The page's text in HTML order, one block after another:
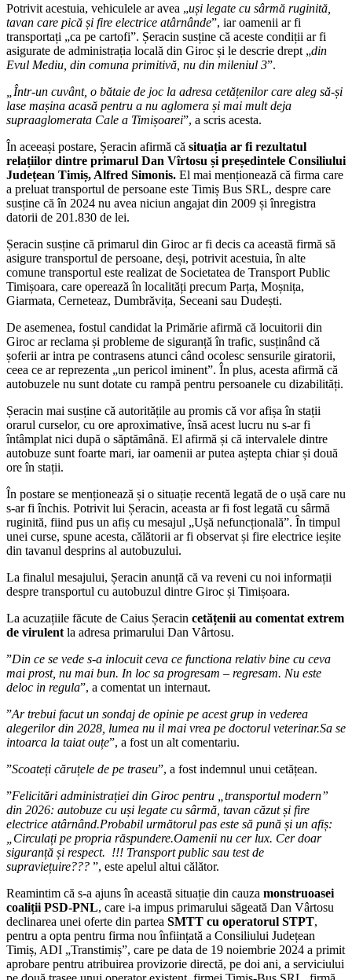
Potrivit acestuia, vehiculele ar avea „uși legate cu sârmă ruginită,
tavan care pică și fire electrice atârnânde”, iar oamenii ar fi
transportați „ca pe cartofi”. Șeracin susține că aceste condiții ar fi
asigurate de administrația locală din Giroc și le descrie drept „din
Evul Mediu, din comuna primitivă, nu din mileniul 3”.
„Într-un cuvânt, o bătaie de joc la adresa cetățenilor care aleg să-și
lase mașina acasă pentru a nu aglomera și mai mult deja
supraaglomerata Cale a Timișoarei”, a scris acesta.
În aceeași postare, Șeracin afirmă că situația ar fi rezultatul
relațiilor dintre primarul Dan Vîrtosu și președintele Consiliului
Județean Timiș, Alfred Simonis. El mai menționează că firma care
a preluat transportul de persoane este Timiș Bus SRL, despre care
susține că în 2024 nu avea niciun angajat din 2009 și înregistra
datorii de 201.830 de lei.
Șeracin susține că primarul din Giroc ar fi decis ca această firmă să
asigure transportul de persoane, deși, potrivit acestuia, în alte
comune transportul este realizat de Societatea de Transport Public
Timișoara, care operează în localități precum Parța, Moșnița,
Giarmata, Cerneteaz, Dumbrăvița, Seceani sau Dudești.
De asemenea, fostul candidat la Primărie afirmă că locuitorii din
Giroc ar reclama și probleme de siguranță în trafic, susținând că
șoferii ar intra pe contrasens atunci când ocolesc sensurile giratorii,
ceea ce ar reprezenta „un pericol iminent”. În plus, acesta afirmă că
autobuzele nu sunt dotate cu rampă pentru persoanele cu dizabilități.
Șeracin mai susține că autoritățile au promis că vor afișa în stații
orarul curselor, cu ore aproximative, însă acest lucru nu s-ar fi
întâmplat nici după o săptămână. El afirmă și că intervalele dintre
autobuze sunt foarte mari, iar oamenii ar putea aștepta chiar și două
ore în stații.
În postare se menționează și o situație recentă legată de o ușă care nu
s-ar fi închis. Potrivit lui Șeracin, aceasta ar fi fost legată cu sârmă
ruginită, fiind pus un afiș cu mesajul „Ușă nefuncțională”. În timpul
unei curse, spune acesta, călătorii ar fi observat și fire electrice ieșite
din tavanul desprins al autobuzului.
La finalul mesajului, Șeracin anunță că va reveni cu noi informații
despre transportul cu autobuzul dintre Giroc și Timișoara.
La acuzațiile făcute de Caius Șeracin cetățenii au comentat extrem
de virulent la adresa primarului Dan Vârtosu.
”Din ce se vede s-a inlocuit ceva ce functiona relativ bine cu ceva
mai prost, nu mai bun. In loc sa progresam – regresam. Nu este
deloc in regula”, a comentat un internaut.
”Ar trebui facut un sondaj de opinie pe acest grup in vederea
alegerilor din 2028, lumea nu il mai vrea pe doctorul veterinar.Sa se
intoarca la taiat ouțe”, a fost un alt comentariu.
”Scoateți căruțele de pe traseu”, a fost indemnul unui cetățean.
”Felicitări administrației din Giroc pentru „transportul modern”
din 2026: autobuze cu uși legate cu sârmă, tavan căzut și fire
electrice atârnând.Probabil următorul pas este să pună și un afiș:
„Circulați pe propria răspundere.Oamenii nu cer lux. Cer doar
siguranță și respect. !!! Transport public sau test de
supraviețuire??? ”, este apelul altui călător.
Reamintim că s-a ajuns în această situație din cauza monstruoasei
coaliții PSD-PNL, care i-a impus primarului săgeată Dan Vârtosu
declinarea unei oferte din partea SMTT cu operatorul STPT,
pentru a opta pentru firma nou înființată a Consiliului Județean
Timiș, ADI „Transtimiș”, care pe data de 19 noiembrie 2024 a primit
aprobare pentru atribuirea provizorie directă, pe doi ani, a serviciului